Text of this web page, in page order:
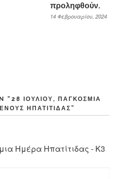
προληφθούν.
14 Φεβρουαρίου, 2024
“ 28 ΙΟΥΛΊΟΥ, ΠΑΓΚΌΣΜΙΑ
ΗΠΑΤΊΤΙΔΑΣ ”
Ημέρα Ηπατίτιδας - K3